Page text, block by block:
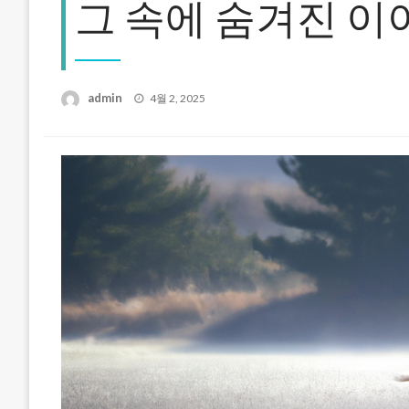
그 속에 숨겨진 이
admin
Posted
4월 2, 2025